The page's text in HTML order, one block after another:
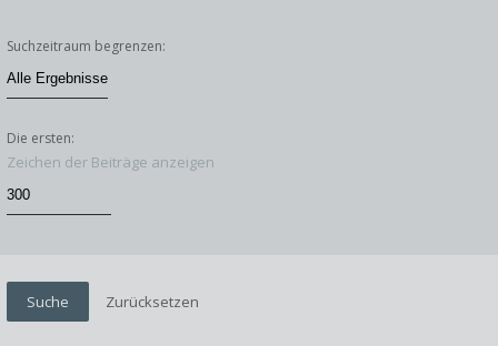
Suchzeitraum begrenzen:
Die ersten:
Zeichen der Beiträge anzeigen